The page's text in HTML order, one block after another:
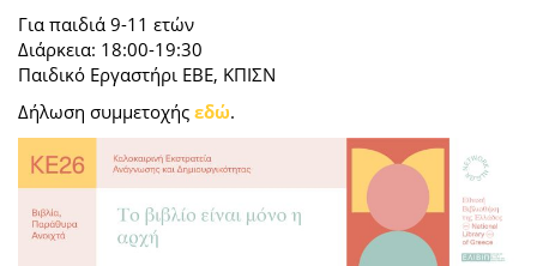
Για παιδιά 9-11 ετών
Διάρκεια: 18:00-19:30
Παιδικό Εργαστήρι ΕΒΕ, ΚΠΙΣΝ
Δήλωση συμμετοχής εδώ.